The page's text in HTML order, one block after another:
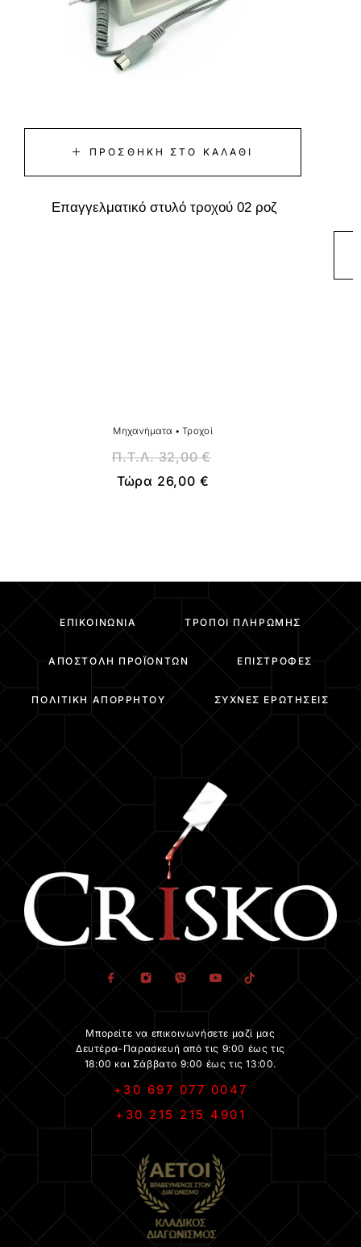
ΠΡΟΣΘΉΚΗ ΣΤΟ ΚΑΛΆΘΙ
Επαγγελματικό στυλό τροχού 02 ροζ
Μηχανήματα •Τροχοί
Π.Τ.Λ.32,00€
Τώρα 26,00 €
ΕΠΙΚΟΙΝΩΝΊΑ ΤΡΌΠΟΙ ΠΛΗΡΩΜΉΣ
ΑΠΟΣΤΟΛΉ ΠΡΟΪΌΝΤΩΝ ΕΠΙΣΤΡΟΦΈΣ
ΠΟΛΙΤΙΚΉ ΑΠΟΡΡΉΤΟΥ ΣΥΧΝΈΣ ΕΡΩΤΉΣΕΙΣ
Μπορείτε να επικοινωνήσετε μαζί μας
Δευτέρα-Παρασκευή από τις 9:00 έως τις
18:00 και Σάββατο 9:00 έως τις 13:00.
+30 697 077 0047
+30 215 215 4901